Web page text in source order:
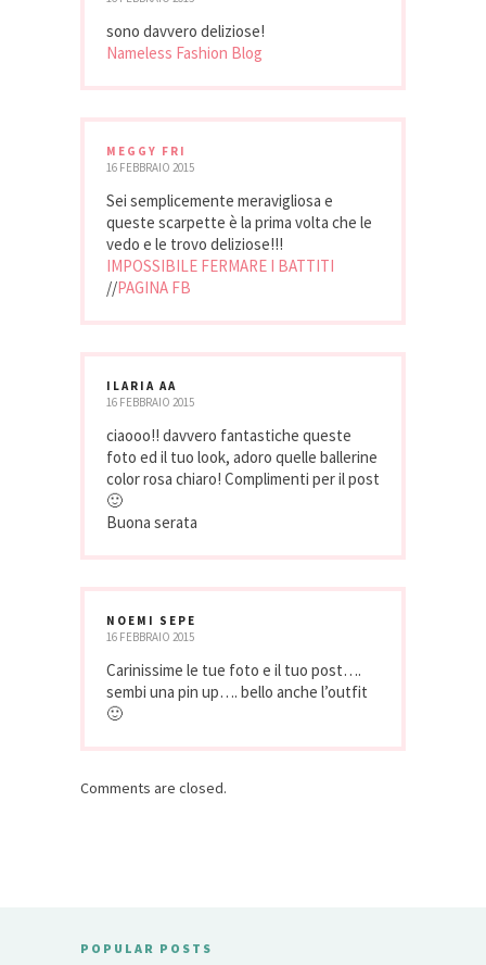
sono davvero deliziose!
Nameless Fashion Blog
MEGGY FRI
16 FEBBRAIO 2015
Sei semplicemente meravigliosa e
queste scarpette è la prima volta che le
vedo e le trovo deliziose!!!
IMPOSSIBILE FERMARE I BATTITI
//PAGINA FB
ILARIA AA
16 FEBBRAIO 2015
ciaooo!! davvero fantastiche queste
foto ed il tuo look, adoro quelle ballerine
color rosa chiaro! Complimenti per il post
🙂
Buona serata
NOEMI SEPE
16 FEBBRAIO 2015
Carinissime le tue foto e il tuo post….
sembi una pin up…. bello anche l’outfit
🙂
Comments are closed.
POPULAR POSTS